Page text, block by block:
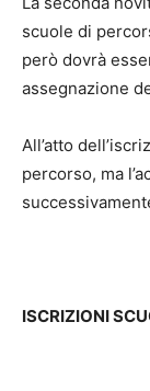
scuole di
però dovrà
assegnazione
All’atto
percorso, ma
ISCRIZIONI